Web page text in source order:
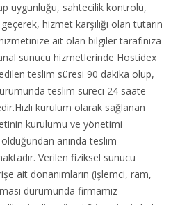
uygunluğu, sahtecilik kontrolü,
hizmet karşılığı olan tutarın
ait olan bilgiler tarafınıza
sunucu hizmetlerinde Hostidex
teslim süresi 90 dakika olup,
teslim süreci 24 saate
kurulum olarak sağlanan
kurulumu ve yönetimi
anında teslim
Verilen fiziksel sunucu
ait donanımların (işlemci, ram,
durumunda firmamız